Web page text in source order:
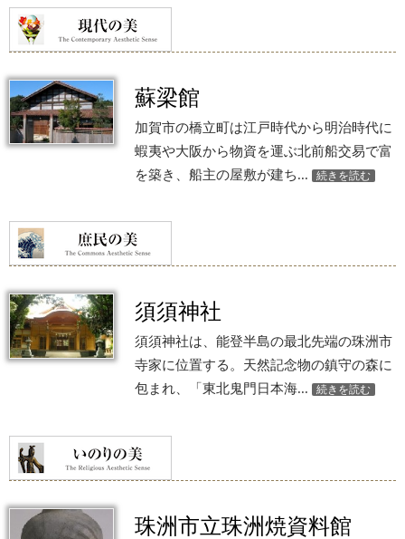
蘇梁館
加賀市の橋立町は江戸時代から明治時代に
蝦夷や大阪から物資を運ぶ北前船交易で富
を築き、船主の屋敷が建ち...
続きを読む
須須神社
須須神社は、能登半島の最北先端の珠洲市
寺家に位置する。天然記念物の鎮守の森に
包まれ、「東北鬼門日本海...
続きを読む
珠洲市立珠洲焼資料館